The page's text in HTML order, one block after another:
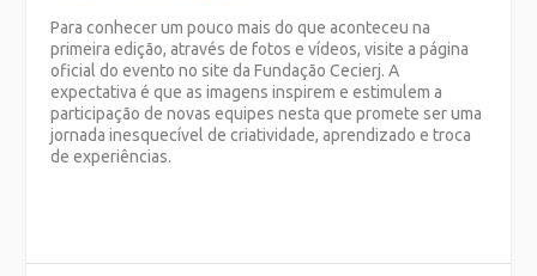
Para conhecer um pouco mais do que aconteceu na
primeira edição, através de fotos e vídeos, visite a página
oficial do evento no site da Fundação Cecierj. A
expectativa é que as imagens inspirem e estimulem a
participação de novas equipes nesta que promete ser uma
jornada inesquecível de criatividade, aprendizado e troca
de experiências.